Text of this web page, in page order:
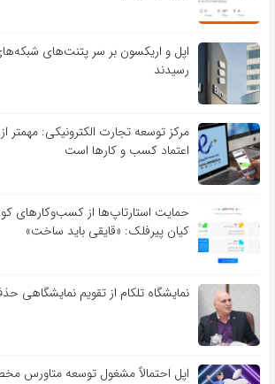
اپل و اریکسون بر سر پتنت‌های
رسیدند
مرکز توسعه تجارت الکترونیکی: مهمتر از
اعتماد کسب و کارها است
حمایت استارتاپ‌ها از کسب‌وکارهای
کیان پیرفلک: «قایقی باید ساخت»
نمایشگاه تلکام از تقویم نمایشگاهی
اپل احتمالاً مشغول توسعه